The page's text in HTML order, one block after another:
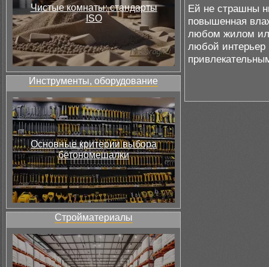
Чистые комнаты: стандарты
ISO
Инструменты, оборудование
Основные критерии выбора
бетономешалки
Стройматериалы
Ей не страшны
повышенная
любом жилом
любой